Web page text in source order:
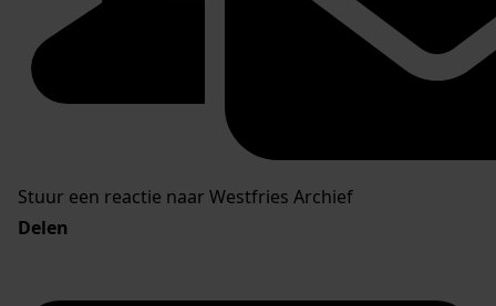
Stuur een reactie naar Westfries Archief
Delen